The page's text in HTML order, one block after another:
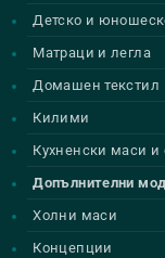
Детско и
Матраци и легла
Домашен текстил
Килими
Кухненски маси и
Допълнителни
Холни маси
Концепции